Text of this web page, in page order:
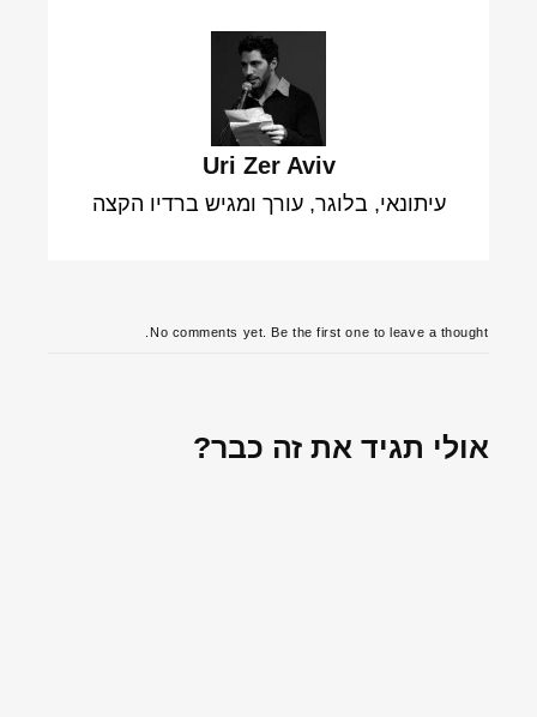
Uri Zer Aviv
עיתונאי, בלוגר, עורך ומגיש ברדיו הקצה
No comments yet. Be the first one to leave a thought.
אולי תגיד את זה כבר?